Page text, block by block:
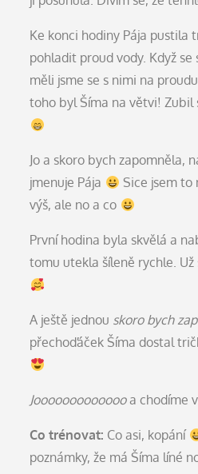
Ke konci hodiny Pája pustila
pohladit proud vody. Když se
měli jsme se s nimi na
toho byl Šíma na větvi! Zubil
Jo a skoro bych zapomněla,
jmenuje Pája
Sice jsem to
výš, ale no a co
První hodina byla skvělá a
tomu utekla šíleně rychle.
A ještě jednou skoro bych
přechoďáček Šíma dostal
Joooooooooooooa chodíme
Co trénovat: Co asi, kopání
poznámky, že má Šíma líné